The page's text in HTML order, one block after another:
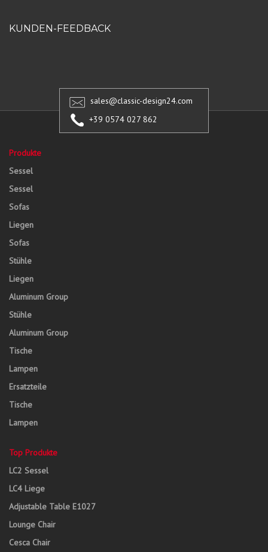
KUNDEN-FEEDBACK
sales@classic-design24.com
+39 0574 027 862
Produkte
Sessel
Sessel
Sofas
Liegen
Sofas
Stühle
Liegen
Aluminum Group
Stühle
Aluminum Group
Tische
Lampen
Ersatzteile
Tische
Lampen
Top Produkte
LC2 Sessel
LC4 Liege
Adjustable Table E1027
Lounge Chair
Cesca Chair